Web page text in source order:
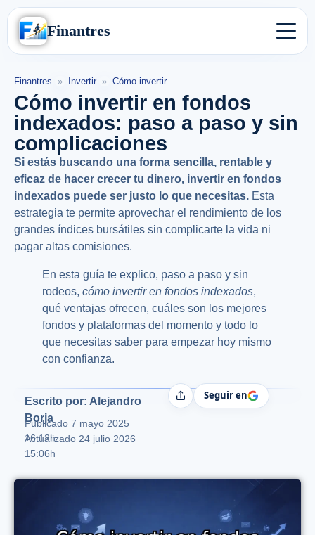
Finantres
Finantres » Invertir » Cómo invertir
Cómo invertir en fondos
indexados: paso a paso y sin
complicaciones
Si estás buscando una forma sencilla, rentable y
eficaz de hacer crecer tu dinero, invertir en fondos
indexados puede ser justo lo que necesitas. Esta
estrategia te permite aprovechar el rendimiento de los
grandes índices bursátiles sin complicarte la vida ni
pagar altas comisiones.
En esta guía te explico, paso a paso y sin
rodeos, cómo invertir en fondos indexados,
qué ventajas ofrecen, cuáles son los mejores
fondos y plataformas del momento y todo lo
que necesitas saber para empezar hoy mismo
con confianza.
Escrito por: Alejandro
Borja
Publicado 7 mayo 2025
16:12h
Actualizado 24 julio 2026
15:06h
CompartirSeguir en